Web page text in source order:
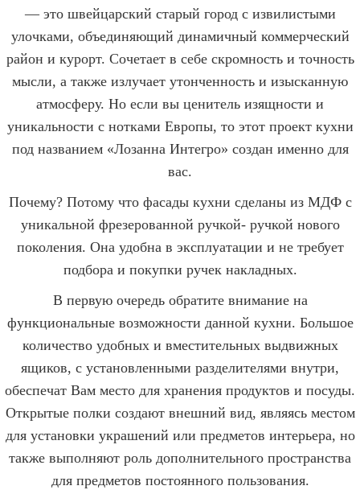
— это швейцарский старый город с извилистыми
улочками, объединяющий динамичный коммерческий
район и курорт. Сочетает в себе скромность и точность
мысли, а также излучает утонченность и изысканную
атмосферу. Но если вы ценитель изящности и
уникальности с нотками Европы, то этот проект кухни
под названием «Лозанна Интегро» создан именно для
вас.
Почему? Потому что фасады кухни сделаны из МДФ с
уникальной фрезерованной ручкой- ручкой нового
поколения. Она удобна в эксплуатации и не требует
подбора и покупки ручек накладных.
В первую очередь обратите внимание на
функциональные возможности данной кухни. Большое
количество удобных и вместительных выдвижных
ящиков, с установленными разделителями внутри,
обеспечат Вам место для хранения продуктов и посуды.
Открытые полки создают внешний вид, являясь местом
для установки украшений или предметов интерьера, но
также выполняют роль дополнительного пространства
для предметов постоянного пользования.